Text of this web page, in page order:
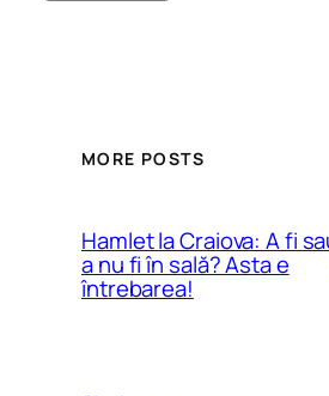
MORE POSTS
Hamlet la Craiova: A fi
a nu fi în sală? Asta e
întrebarea!